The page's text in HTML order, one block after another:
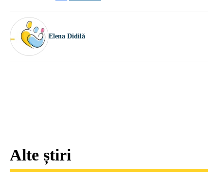
Elena Didilă
Alte știri